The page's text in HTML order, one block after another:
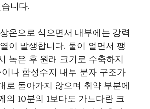
니다.
온으로 식으면서 내부에는 강력
이 발생합니다. 물이 얼면서 팽
녹은 후 원래 크기로 수축하지
나 합성수지 내부 분자 구조가
로 돌아가지 않으며 취약 부분에
의 10분의 1보다도 가느다란 크